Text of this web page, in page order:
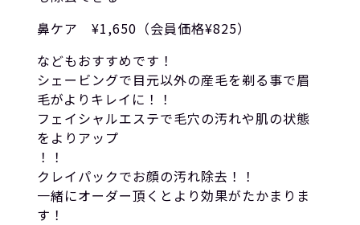
鼻ケア ¥1,650（会員価格¥825）
などもおすすめです！
シェービングで目元以外の産毛を剃る事で眉
毛がよりキレイに！！
フェイシャルエステで毛穴の汚れや肌の状態
をよりアップ
！！
クレイパックでお顔の汚れ除去！！
一緒にオーダー頂くとより効果がたかまりま
す！